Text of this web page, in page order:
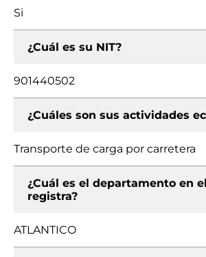
Si
¿Cuál es su NIT?
901440502
¿Cuáles son sus actividades
Transporte de carga por carretera
¿Cuál es el departamento en
registra?
ATLANTICO